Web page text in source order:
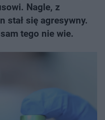
Nagle, z
stał się agresywny.
tego nie wie.